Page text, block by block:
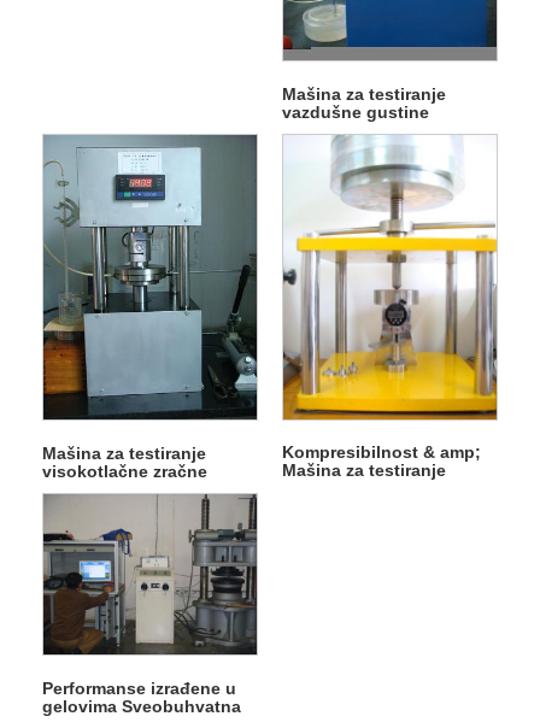
Mašina za testiranje
vazdušne gustine
visokog pritiska 50T
Mašina za testiranje
visokotlačne zračne
gustine 20T
Kompresibilnost & amp;
Mašina za testiranje
Performanse izrađene u
gelovima Sveobuhvatna